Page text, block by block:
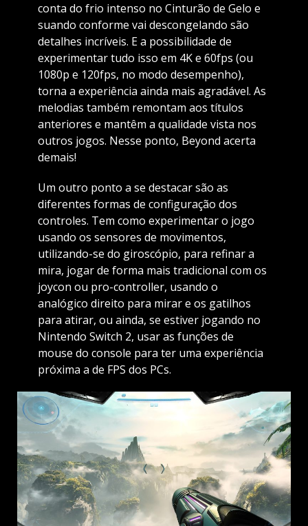
conta do frio intenso no Cinturão de Gelo e
suando conforme vai descongelando são
detalhes incríveis. E a possibilidade de
experimentar tudo isso em 4K e 60fps (ou
1080p e 120fps, no modo desempenho),
torna a experiência ainda mais agradável. As
melodias também remontam aos títulos
anteriores e mantêm a qualidade vista nos
outros jogos. Nesse ponto, Beyond acerta
demais!
Um outro ponto a se destacar são as
diferentes formas de configuração dos
controles. Tem como experimentar o jogo
usando os sensores de movimentos,
utilizando-se do giroscópio, para refinar a
mira, jogar de forma mais tradicional com os
joycon ou pro-controller, usando o
analógico direito para mirar e os gatilhos
para atirar, ou ainda, se estiver jogando no
Nintendo Switch 2, usar as funções de
mouse do console para ter uma experiência
próxima a de FPS dos PCs.